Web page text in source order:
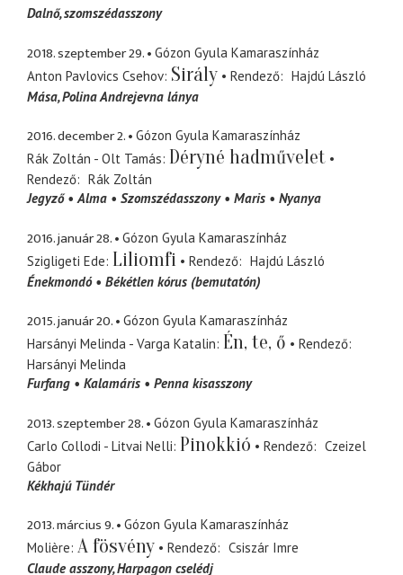
Dalnő szomszédasszony
2018. szeptember 29.
Gózon Gyula Kamaraszínház
Anton Pavlovics Csehov Sirály Rendező
Hajdú László
Mása Polina Andrejevna lánya
2016. december 2.
Gózon Gyula Kamaraszínház
Rák Zoltán - Olt Tamás Déryné hadművelet
Rendező
Rák Zoltán
Jegyző
Alma Szomszédasszony Maris Nyanya
2016. január 28.
Gózon Gyula Kamaraszínház
Szigligeti Ede Liliomfi Rendező
Hajdú László
Énekmondó
Békétlen kórus (bemutatón)
2015. január 20.
Gózon Gyula Kamaraszínház
Harsányi Melinda - Varga Katalin Én, te, ő
Rendező
Harsányi Melinda
Furfang
Kalamáris Penna kisasszony
2013. szeptember 28.
Gózon Gyula Kamaraszínház
Carlo Collodi - Litvai Nelli Pinokkió Rendező
Czeizel
Gábor
Kékhajú Tündér
2013. március 9.
Gózon Gyula Kamaraszínház
Molière A fösvény Rendező
Csiszár Imre
Claude asszony Harpagon cselédj